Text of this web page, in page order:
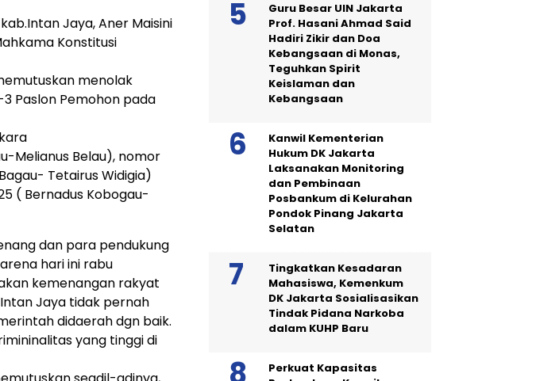
Jaya, Aner Maisini
Konstitusi
menolak
Paslon Pemohon pada
Melianus Belau), nomor
Tetairus Widigia)
( Bernadus Kobogau-
dan para pendukung
hari ini rabu
kemenangan rakyat
Jaya tidak pernah
didaerah dgn baik.
yang tinggi di
Guru Besar UIN Jakarta
Prof. Hasani Ahmad Said
Hadiri Zikir dan Doa
Kebangsaan di Monas,
Teguhkan Spirit
Keislaman dan
Kebangsaan
Kanwil Kementerian
Hukum DK Jakarta
Laksanakan Monitoring
dan Pembinaan
Posbankum di Kelurahan
Pondok Pinang Jakarta
Selatan
Tingkatkan Kesadaran
Mahasiswa, Kemenkum
DK Jakarta Sosialisasikan
Tindak Pidana Narkoba
dalam KUHP Baru
Perkuat Kapasitas